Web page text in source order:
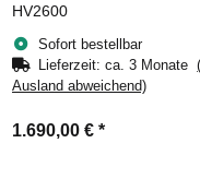
HV2600
Sofort bestellbar
Lieferzeit:ca. 3 Monate
Ausland abweichend)
1.690,00 € *